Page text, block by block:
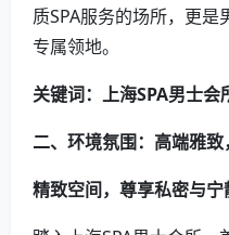
质SPA服务的场所，更
专属领地。
关键词：上海SPA男士
二、环境氛围：高端雅
精致空间，尊享私密与宁